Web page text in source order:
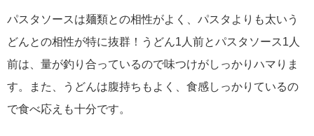
パスタソースは麺類との相性がよく、パスタよりも太いう
どんとの相性が特に抜群！うどん1人前とパスタソース1人
前は、量が釣り合っているので味つけがしっかりハマりま
す。また、うどんは腹持ちもよく、食感しっかりているの
で食べ応えも十分です。